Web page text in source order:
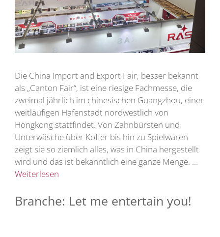
Die China Import and Export Fair, besser bekannt
als „Canton Fair“, ist eine riesige Fachmesse, die
zweimal jährlich im chinesischen Guangzhou, einer
weitläufigen Hafenstadt nordwestlich von
Hongkong stattfindet. Von Zahnbürsten und
Unterwäsche über Koffer bis hin zu Spielwaren
zeigt sie so ziemlich alles, was in China hergestellt
wird und das ist bekanntlich eine ganze Menge. …
Weiterlesen
Branche: Let me entertain you!